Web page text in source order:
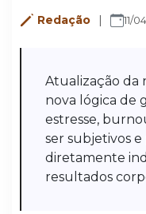
Redação 11/
Atualização da
nova lógica de
estresse,
ser subjetivos e
diretamente
resultados